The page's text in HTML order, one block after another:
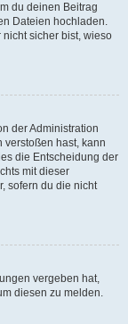
du deinen Beitrag
Dateien hochladen.
nicht sicher bist, wieso
der Administration
hast, kann
die Entscheidung der
mit dieser
sofern du die nicht
vergeben hat,
diesen zu melden.